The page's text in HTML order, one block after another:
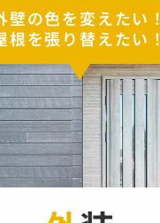
壁の色を変えたい！
根を張り替えたい！